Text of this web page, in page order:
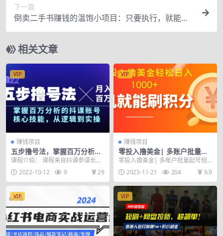
下一篇
倒卖二手书赚钱的温饱小项目：只要执行，就能变
现，一天赚200+
相关文章
VIP
赚钱项目
五步撸号法，掌握百万分析的
抖课账号核心技能，从逻辑到
实操，月入百万级
课程介绍： 课程来自抖课参谋长的
五步撸号法，掌握百万分析的抖课
账号核心技能。从逻...
2022-10-12 9 29
VIP
赚钱项目
零投入撸美金| 多账户批量起
号轻松日入1000+ | 挂机刷分
小白也可直接上手
零投入撸美金| 多账户批量起号轻
松日入1000+ | 挂机刷分小白也可
直接上手
2023-11-21 204 9.9
VIP VIP